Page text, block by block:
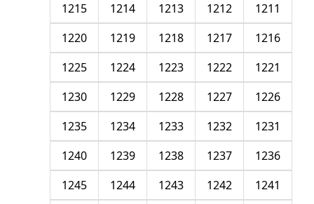
1211
1212
1213
1214
1215
1216
1217
1218
1219
1220
1221
1222
1223
1224
1225
1226
1227
1228
1229
1230
1231
1232
1233
1234
1235
1236
1237
1238
1239
1240
1241
1242
1243
1244
1245